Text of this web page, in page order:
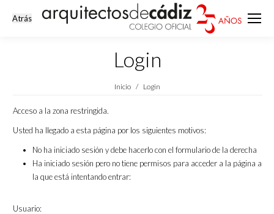
Login
Estás aquí:
Inicio Login
Acceso a la zona restringida.
Usted ha llegado a esta página por los siguientes motivos:
No ha iniciado sesión y debe hacerlo con el formulario de la derecha
Ha iniciado sesión pero no tiene permisos para acceder a la página a
la que está intentando entrar:
Usuario: